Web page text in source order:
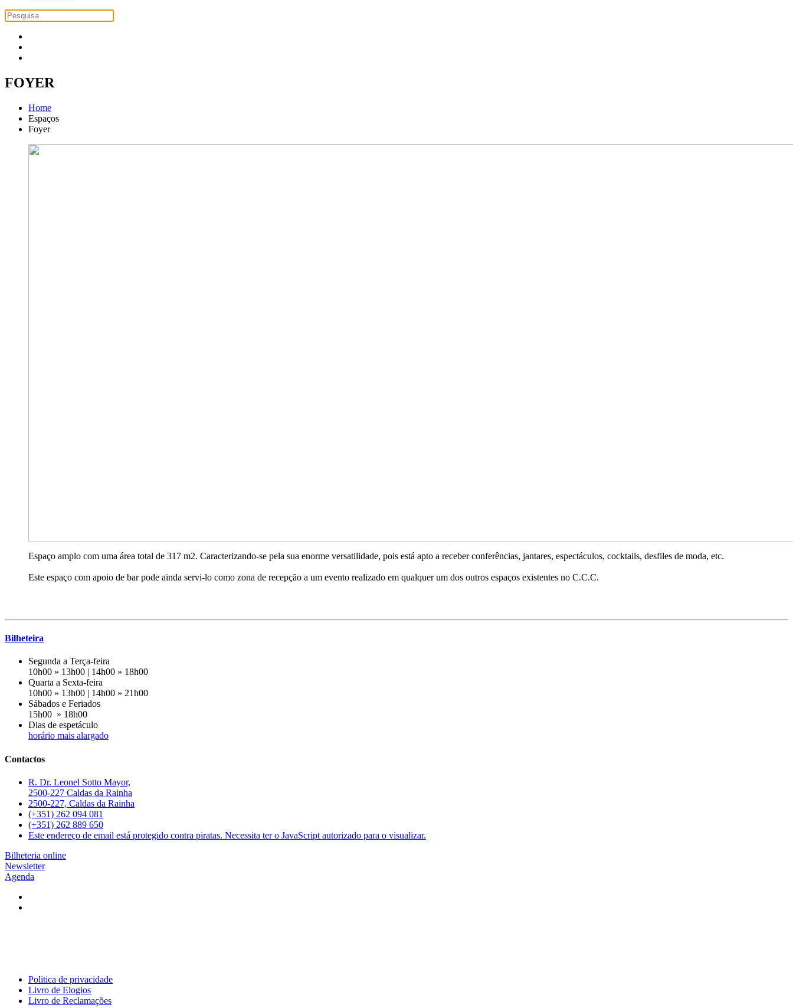
FOYER
Home
Espaços
Foyer
Espaço amplo com uma área total de 317 m2. Caracterizando-se pela sua enorme versatilidade, pois está apto a receber conferências, jantares, espectáculos, cocktails, desfiles de moda, etc.
Este espaço com apoio de bar pode ainda servi-lo como zona de recepção a um evento realizado em qualquer um dos outros espaços existentes no C.C.C.
Bilheteira
Segunda a Terça-feira
10h00 » 13h00 | 14h00 » 18h00
Quarta a Sexta-feira
10h00 » 13h00 | 14h00 » 21h00
Sábados e Feriados
15h00 » 18h00
Dias de espetáculo
horário mais alargado
Contactos
R. Dr. Leonel Sotto Mayor,
2500-227 Caldas da Rainha
2500-227, Caldas da Rainha
(+351) 262 094 081
(+351) 262 889 650
Este endereço de email está protegido contra piratas. Necessita ter o JavaScript autorizado para o visualizar.
Bilheteria online
Newsletter
Agenda
Politica de privacidade
Livro de Elogios
Livro de Reclamações